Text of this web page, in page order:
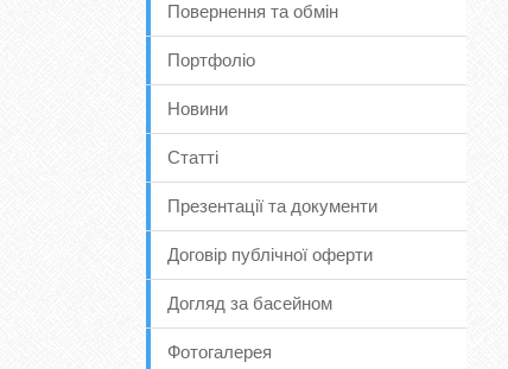
Повернення та обмін
Портфоліо
Новини
Статті
Презентації та документи
Договір публічної оферти
Догляд за басейном
Фотогалерея